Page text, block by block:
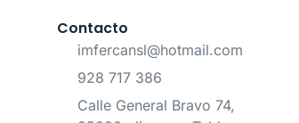
Contacto
imfercansl@hotmail.com
928 717 386
Calle General Bravo 74,